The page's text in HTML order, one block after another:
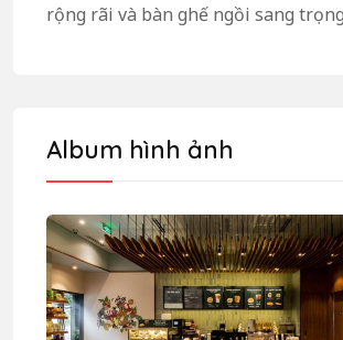
rộng rãi và bàn ghế ngồi sang
Album hình ảnh